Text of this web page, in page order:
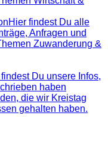
Hier findest Du alle
Anfragen und
Zuwanderung &
Du unsere Infos,
haben
die wir Kreistag
gehalten haben.